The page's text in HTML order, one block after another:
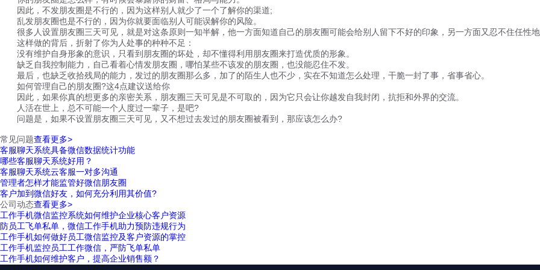
因此，不发朋友圈是不行的，因为这样别人就少了一个了解你的渠道;
乱发朋友圈也是不行的，因为你就要面临别人可能误解你的风险。
很多人设置朋友圈三天可见，就是对这条原则一知半解，他一方面知道自己的朋友圈可能会给别人留下不好的印象，另一方面又忍不住任性地
这样做的背后，折射了你为人处事的种种不足：
没有维护自身形象的意识，只看到朋友圈的坏处，却不懂得利用朋友圈来打造优质的形象。
缺乏自我控制能力，自己看着心情发朋友圈，哪怕某些不该发的朋友圈，也没能忍住不发。
最后，也缺乏收拾残局的能力，发过的朋友圈那么多，加了的陌生人也不少，实在不知道怎么处理，干脆一封了事，省事省心。
如何管理自己的朋友圈?这4点建议送给你
因此，如果你真的想更多的亲密关系，朋友圈三天可见是不可取的，因为它只会让你越发自我封闭，抗拒和外界的交流。
人活在世上，总不可能一个人度过一辈子，是吧?
问题是，如果不设置朋友圈三天可见，又不想过去发过的朋友圈被看到，那应该怎么办?
常见问题查看更多>
客服聊天系统具备微信数据统计功能
哪些客服聊天系统好用？
客服聊天系统云客服一对多沟通
管理者怎样才能监管好微信朋友圈
客户加到微信好友，如何充分利用其价值?
公司动态查看更多>
工作手机微信监控系统如何维护企业核心客户资源
防员工飞单私单，微信工作手机助力预防违规行为
工作手机如何做好员工微信监控及客户资源的掌控
工作手机监控员工工作微信，严防飞单私单
工作手机如何维护客户，提高企业销售额？